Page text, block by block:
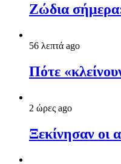
Ζώδια σήμερα:
56 λεπτά ago
Πότε
2 ώρες ago
Ξεκίνησαν οι